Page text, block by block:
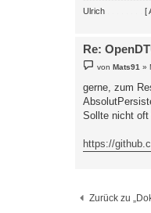
Ulrich
[
Re:
e
t
r
a
g
vonMats91 »
gerne, zum
Sollte nicht oft
https://
Zurück zu